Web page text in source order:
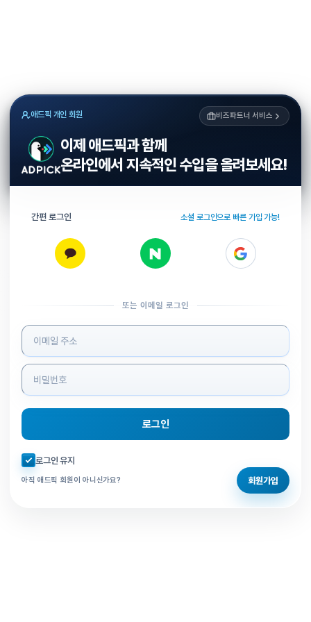
애드픽 개인 회원 비즈파트너 서비스
이제 애드픽과 함께
온라인에서 지속적인 수입을 올려보세요!
간편 로그인 소셜 로그인으로 빠른 가입 가능!
또는 이메일 로그인
로그인 정보 입력
로그인
자동로그인 체크
로그인 유지
아직 애드픽 회원이 아니신가요? 회원가입